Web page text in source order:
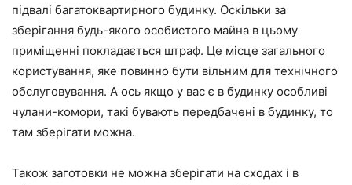
підвалі багатоквартирного будинку. Оскільки за
зберігання будь-якого особистого майна в цьому
приміщенні покладається штраф. Це місце загального
користування, яке повинно бути вільним для технічного
обслуговування. А ось якщо у вас є в будинку особливі
чулани-комори, такі бувають передбачені в будинку, то
там зберігати можна.
Також заготовки не можна зберігати на сходах і в